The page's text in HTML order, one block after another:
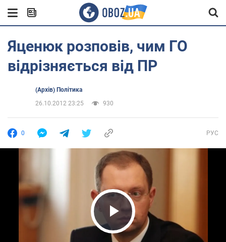
Яценюк розповів, чим ГО
відрізняється від ПР
(Архів) Політика
26.10.2012 23:25
930
0 РУС
Play Video